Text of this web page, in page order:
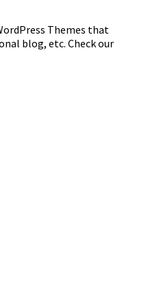
Themes that
blog, etc. Check our